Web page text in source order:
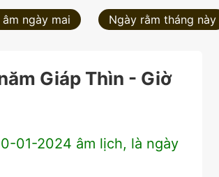
âm ngày mai Ngày rằm tháng này
Giáp Thìn - Giờ
01-2024 âm lịch, là ngày